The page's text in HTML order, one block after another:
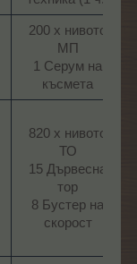
200 х нивото
МП
1 Серум на
късмета​
820 х нивото
ТО
15 Дървесна
тор
8 Бустер на
скорост​